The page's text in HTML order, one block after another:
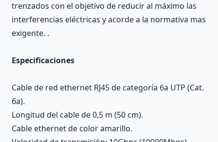
trenzados con el objetivo de reducir al máximo las
interferencias eléctricas y acorde a la normativa mas
exigente. .
Especificaciones
Cable de red ethernet RJ45 de categoría 6a UTP (Cat.
6a).
Longitud del cable de 0,5 m (50 cm).
Cable ethernet de color amarillo.